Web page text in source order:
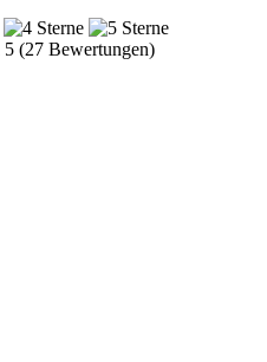
(27 Bewertungen)